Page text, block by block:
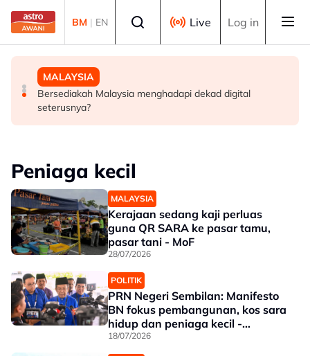
Skip to main content
BM | EN Live Log in
TEKNOLOGI
OpenAI teruskan pembangunan peranti AI walaupun
disaman Apple
MALAYSIA
Lelaki mengaku bersalah guna kekerasan jenayah
terhadap rakan sekerja wanita
MALAYSIA
Bersediakah Malaysia menghadapi dekad digital
seterusnya?
Peniaga kecil
MALAYSIA
Kerajaan sedang kaji perluas
guna QR SARA ke pasar tamu,
pasar tani - MoF
28/07/2026
POLITIK
PRN Negeri Sembilan: Manifesto
BN fokus pembangunan, kos sara
hidup dan peniaga kecil -
Jalaluddin
18/07/2026